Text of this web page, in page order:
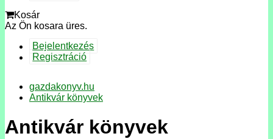
Kosár
Az Ön kosara üres.
Bejelentkezés
Regisztráció
gazdakonyv.hu
Antikvár könyvek
Antikvár könyvek